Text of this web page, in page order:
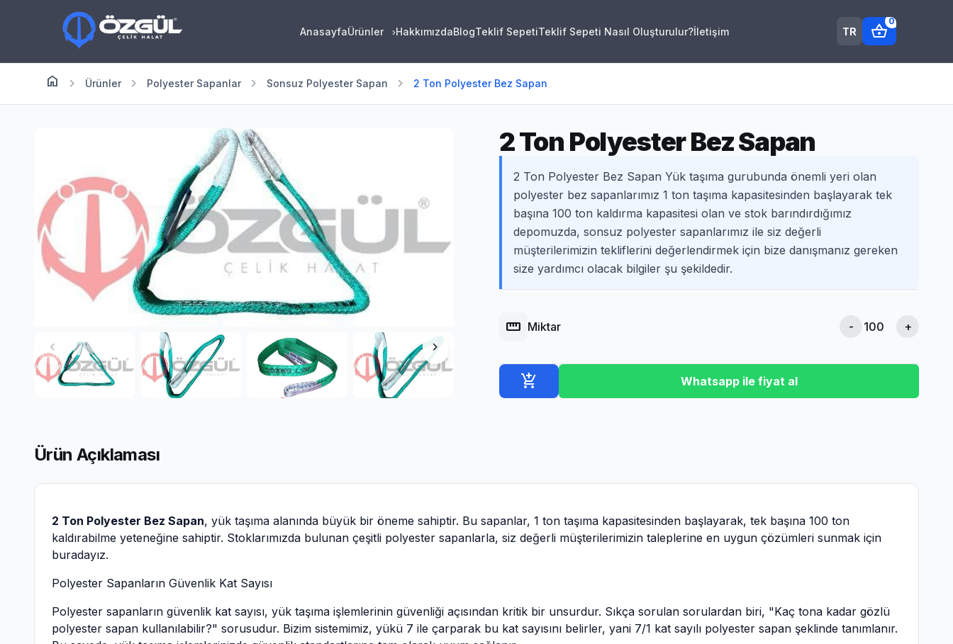
AnasayfaÜrünler ›HakkımızdaBlogTeklif SepetiTeklif Sepeti Nasıl Oluşturulur?İletişim TR shopping_basket
0
home Anasayfa
chevron_right Ürünler chevron_right Polyester Sapanlar chevron_right Sonsuz Polyester Sapan chevron_right 2 Ton Polyester Bez Sapan
chevron_left chevron_right
2 Ton Polyester Bez Sapan
2 Ton Polyester Bez Sapan Yük taşıma gurubunda önemli yeri olan
polyester bez sapanlarımız 1 ton taşıma kapasitesinden başlayarak tek
başına 100 ton kaldırma kapasitesi olan ve stok barındırdığımız
depomuzda, sonsuz polyester sapanlarımız ile siz değerli
müşterilerimizin tekliflerini değerlendirmek için bize danışmanız gereken
size yardımcı olacak bilgiler şu şekildedir.
straighten Miktar - +
add_shopping_cart Whatsapp ile fiyat al
Ürün Açıklaması
2 Ton Polyester Bez Sapan, yük taşıma alanında büyük bir öneme sahiptir. Bu sapanlar, 1 ton taşıma kapasitesinden başlayarak, tek başına 100 ton
kaldırabilme yeteneğine sahiptir. Stoklarımızda bulunan çeşitli polyester sapanlarla, siz değerli müşterilerimizin taleplerine en uygun çözümleri sunmak için
buradayız.
Polyester Sapanların Güvenlik Kat Sayısı
Polyester sapanların güvenlik kat sayısı, yük taşıma işlemlerinin güvenliği açısından kritik bir unsurdur. Sıkça sorulan sorulardan biri, "Kaç tona kadar gözlü
polyester sapan kullanılabilir?" sorusudur. Bizim sistemimiz, yükü 7 ile çarparak bu kat sayısını belirler, yani 7/1 kat sayılı polyester sapan şeklinde tanımlanır.